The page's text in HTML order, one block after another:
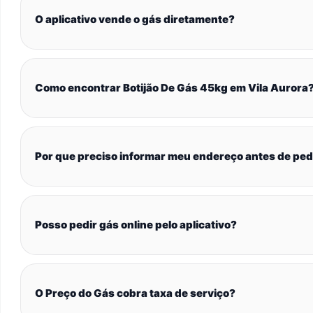
O aplicativo vende o gás diretamente?
Como encontrar Botijão De Gás 45kg em Vila
Por que preciso informar meu endereço antes de
Posso pedir gás online pelo aplicativo?
O Preço do Gás cobra taxa de serviço?